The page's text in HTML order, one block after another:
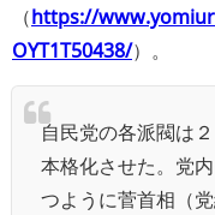
（https://
OYT1T50438/）。
自民党の各派閥は
本格化させた。党
つように菅首相（